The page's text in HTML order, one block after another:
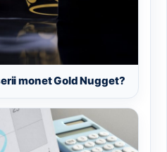
monet Gold Nugget?